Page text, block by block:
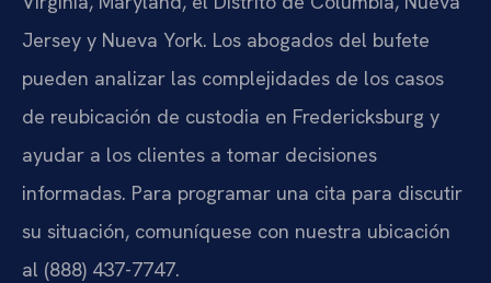
Jersey y Nueva York. Los abogados del bufete
pueden analizar las complejidades de los casos
de reubicación de custodia en Fredericksburg y
ayudar a los clientes a tomar decisiones
informadas. Para programar una cita para discutir
su situación, comuníquese con nuestra ubicación
al (888) 437-7747.